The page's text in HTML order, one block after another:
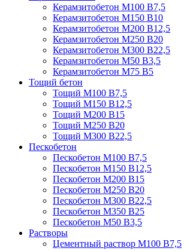
Керамзитобетон М100 В7,5
Керамзитобетон М150 В10
Керамзитобетон М200 В12,5
Керамзитобетон М250 В20
Керамзитобетон М300 В22,5
Керамзитобетон М50 В3,5
Керамзитобетон М75 В5
Тощий бетон
Тощий М100 В7,5
Тощий М150 В12,5
Тощий М200 В15
Тощий М250 В20
Тощий М300 В22,5
Пескобетон
Пескобетон М100 В7,5
Пескобетон М150 В12,5
Пескобетон М200 В15
Пескобетон М250 В20
Пескобетон М300 В22,5
Пескобетон М350 В25
Пескобетон М50 В3,5
Растворы
Цементный раствор М100 В7,5